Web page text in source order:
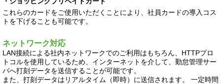
これらのカードをご使用いただくことにより、社員カードの導入コス
トを下げることも可能です。
ネットワーク対応
LAN接続による社内ネットワークでのご利用はもちろん、HTTPプロ
トコルを使用しているため、インターネットを介して、勤怠管理サー
バへ打刻データを送信することが可能です。
また、打刻データはリアルタイム（即時）に送信されます。 一定時間